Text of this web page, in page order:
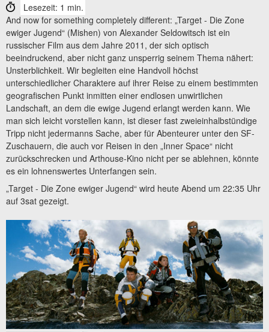
Lesezeit: 1 min.
And now for something completely different: „Target - Die Zone
ewiger Jugend“ (Mishen) von Alexander Seldowitsch ist ein
russischer Film aus dem Jahre 2011, der sich optisch
beeindruckend, aber nicht ganz unsperrig seinem Thema nähert:
Unsterblichkeit. Wir begleiten eine Handvoll höchst
unterschiedlicher Charaktere auf ihrer Reise zu einem bestimmten
geografischen Punkt inmitten einer endlosen unwirtlichen
Landschaft, an dem die ewige Jugend erlangt werden kann. Wie
man sich leicht vorstellen kann, ist dieser fast zweieinhalbstündige
Tripp nicht jedermanns Sache, aber für Abenteurer unter den SF-
Zuschauern, die auch vor Reisen in den „Inner Space“ nicht
zurückschrecken und Arthouse-Kino nicht per se ablehnen, könnte
es ein lohnenswertes Unterfangen sein.
„Target - Die Zone ewiger Jugend“ wird heute Abend um 22:35 Uhr
auf 3sat gezeigt.